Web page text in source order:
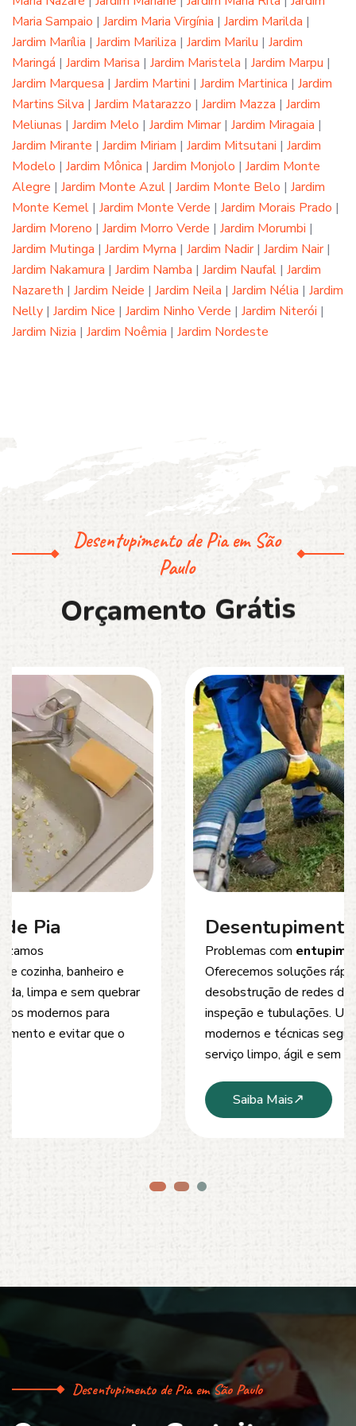
Maria Sampaio | Jardim Maria Virgínia | Jardim Marilda |
Jardim Marília | Jardim Mariliza | Jardim Marilu | Jardim
Maringá | Jardim Marisa | Jardim Maristela | Jardim Marpu |
Jardim Marquesa | Jardim Martini | Jardim Martinica | Jardim
Martins Silva | Jardim Matarazzo | Jardim Mazza | Jardim
Meliunas | Jardim Melo | Jardim Mimar| Jardim Miragaia |
Jardim Mirante | Jardim Miriam | Jardim Mitsutani | Jardim
Modelo | Jardim Mônica | Jardim Monjolo | Jardim Monte
Alegre | Jardim Monte Azul | Jardim Monte Belo | Jardim
Monte Kemel | Jardim Monte Verde | Jardim Morais Prado |
Jardim Moreno | Jardim Morro Verde | Jardim Morumbi |
Jardim Mutinga | Jardim Myrna | Jardim Nadir| Jardim Nair|
Jardim Nakamura | Jardim Namba | Jardim Naufal | Jardim
Nazareth | Jardim Neide | Jardim Neila | Jardim Nélia | Jardim
Nelly | Jardim Nice | Jardim Ninho Verde | Jardim Niterói |
Jardim Nizia | Jardim Noêmia | Jardim Nordeste
Desentupimento de Pia em São
Paulo
Orçamento Grátis
Desentupimento de Esgoto
Problemas com entupimento de esgoto?
Oferecemos soluções rápidas e eficientes para
desobstrução de redes de esgoto, caixas de
inspeção e tubulações. Utilizamos equipamentos
modernos e técnicas seguras que garantem um
serviço limpo, ágil e sem danos à estrutura.
Desentupimento de Pia em São Paulo